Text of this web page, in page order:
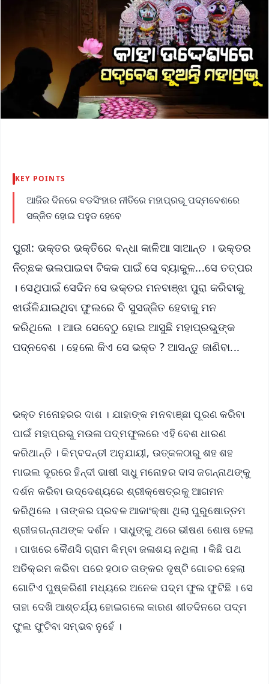
KEY POINTS
ଆଜିର ଦିନରେ ବଡସିଂହାର ନୀତିରେ ମହାପ୍ରଭୂ ପଦ୍ମବେଶରେ
ସଜ୍ଜିତ ହୋଇ ପହୁଡ ହେବେ
ପୁରୀ: ଭକ୍ତର ଭକ୍ତିରେ ବନ୍ଧା କାଳିଆ ସାଆନ୍ତ । ଭକ୍ତର
ନିଚ୍ଛକ ଭଲପାଇବା ଟିକକ ପାଇଁ ସେ ବ୍ୟାକୁଳ...ସେ ତତ୍ପର
। ସେଥିପାଇଁ ସେଦିନ ସେ ଭକ୍ତର ମନବାଞ୍ଝା ପୁରା କରିବାକୁ
ଝାଉଁଳିଯାଇଥିବା ଫୁଲରେ ବି ସୁସଜ୍ଜିତ ହେବାକୁ ମନ
କରିଥିଲେ । ଆଉ ସେବେଠୁ ହୋଇ ଆସୁଛି ମହାପ୍ରଭୁଙ୍କ
ପଦ୍ନବେଶ । ହେଲେ କିଏ ସେ ଭକ୍ତ ? ଆସନ୍ତୁ ଜାଣିବା...
ଭକ୍ତ ମନୋହରର ଦାଶ । ଯାହାଙ୍କ ମନବାଞ୍ଛା ପୂରଣ କରିବା
ପାଇଁ ମହାପ୍ରଭୁ ମଉଳା ପଦ୍ମଫୁଲରେ ଏହି ବେଶ ଧାରଣ
କରିଥାନ୍ତି । କିମ୍ବଦନ୍ତୀ ଅନୁଯାୟୀ, ଉତ୍କଳଠାରୁ ଶହ ଶହ
ମାଇଲ ଦୂରରେ ହିନ୍ଦୀ ଭାଷୀ ସାଧୁ ମନୋହର ଦାସ ଜଗନ୍ନାଥଙ୍କୁ
ଦର୍ଶନ କରିବା ଉଦ୍ଦେଶ୍ୟରେ ଶ୍ରୀକ୍ଷେତ୍ରକୁ ଆଗମନ
କରିଥିଲେ । ତାଙ୍କର ପ୍ରବଳ ଆକାଂକ୍ଷା ଥିଲା ପୁରୁଷୋତ୍ତମ
ଶ୍ରୀଜଗନ୍ନାଥଙ୍କ ଦର୍ଶନ । ସାଧୁଙ୍କୁ ଥରେ ଭୀଷଣ ଶୋଷ ହେଲା
। ପାଖରେ କୈଣସି ଗ୍ରାମ କିମ୍ବା ଜଳାଶୟ ନଥିଲା । କିଛି ପଥ
ଅତିକ୍ରମ କରିବା ପରେ ହଠାତ ତାଙ୍କର ଦୃଷ୍ଟି ଗୋଚର ହେଲା
ଗୋଟିଏ ପୁଷ୍କରିଣୀ ମଧ୍ୟରେ ଅନେକ ପଦ୍ମ ଫୁଲ ଫୁଟିଛି । ସେ
ତାହା ଦେଖି ଆଶ୍ଚର୍ଯ୍ୟ ହୋଇଗଲେ କାରଣ ଶୀତଦିନରେ ପଦ୍ମ
ଫୁଲ ଫୁଟିବା ସମ୍ଭବ ନୁହେଁ ।